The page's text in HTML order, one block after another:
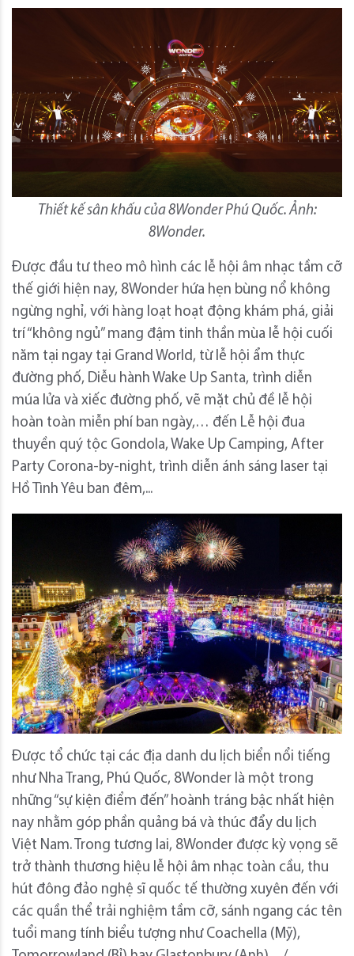
Thiết kế sân khấu của 8Wonder Phú Quốc. Ảnh:
8Wonder.
Được đầu tư theo mô hình các lễ hội âm nhạc tầm cỡ
thế giới hiện nay, 8Wonder hứa hẹn bùng nổ không
ngừng nghỉ, với hàng loạt hoạt động khám phá, giải
trí “không ngủ” mang đậm tinh thần mùa lễ hội cuối
năm tại ngay tại Grand World, từ lễ hội ẩm thực
đường phố, Diễu hành Wake Up Santa, trình diễn
múa lửa và xiếc đường phố, vẽ mặt chủ đề lễ hội
hoàn toàn miễn phí ban ngày,… đến Lễ hội đua
thuyền quý tộc Gondola, Wake Up Camping, After
Party Corona-by-night, trình diễn ánh sáng laser tại
Hồ Tình Yêu ban đêm,...
Được tổ chức tại các địa danh du lịch biển nổi tiếng
như Nha Trang, Phú Quốc, 8Wonder là một trong
những “sự kiện điểm đến” hoành tráng bậc nhất hiện
nay nhằm góp phần quảng bá và thúc đẩy du lịch
Việt Nam. Trong tương lai, 8Wonder được kỳ vọng sẽ
trở thành thương hiệu lễ hội âm nhạc toàn cầu, thu
hút đông đảo nghệ sĩ quốc tế thường xuyên đến với
các quần thể trải nghiệm tầm cỡ, sánh ngang các tên
tuổi mang tính biểu tượng như Coachella (Mỹ),